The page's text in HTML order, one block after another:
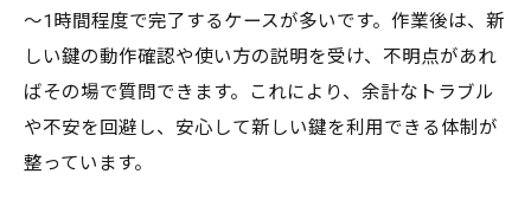
～1時間程度で完了するケースが多いです。作業後は、新
しい鍵の動作確認や使い方の説明を受け、不明点があれ
ばその場で質問できます。これにより、余計なトラブル
や不安を回避し、安心して新しい鍵を利用できる体制が
整っています。